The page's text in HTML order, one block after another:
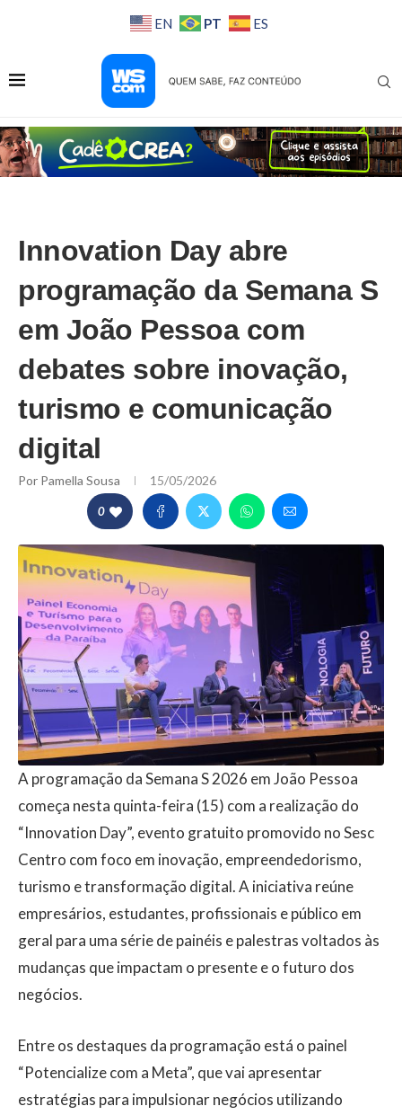
EN PT ES
Innovation Day abre
programação da Semana S
em João Pessoa com
debates sobre inovação,
turismo e comunicação
digital
Por Pamella Sousa 15/05/2026
0
A programação da Semana S 2026 em João Pessoa
começa nesta quinta-feira (15) com a realização do
“Innovation Day”, evento gratuito promovido no Sesc
Centro com foco em inovação, empreendedorismo,
turismo e transformação digital. A iniciativa reúne
empresários, estudantes, profissionais e público em
geral para uma série de painéis e palestras voltados às
mudanças que impactam o presente e o futuro dos
negócios.
Entre os destaques da programação está o painel
“Potencialize com a Meta”, que vai apresentar
estratégias para impulsionar negócios utilizando